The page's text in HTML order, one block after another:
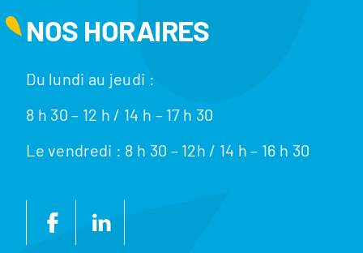
NOS HORAIRES
Du lundi au jeudi :
8 h 30 – 12 h / 14 h – 17 h 30
Le vendredi : 8 h 30 – 12h / 14 h – 16 h 30